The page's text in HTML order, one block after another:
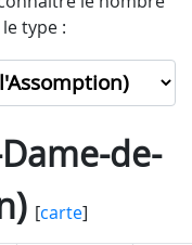
type :
de-
[carte]